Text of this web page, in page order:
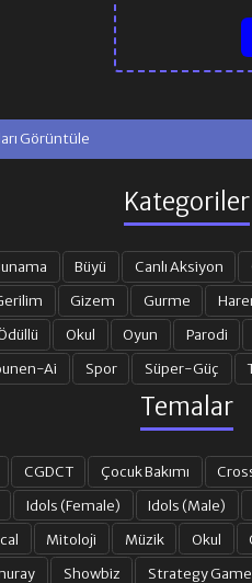
Görüntüle
Kategoriler
Büyü Canlı Aksiyon
Gizem Gurme
Okul Oyun Parodi
Ai Spor Süper-Güç
Temalar
CGDCT Çocuk Bakımı
Idols (Female) Idols (Male)
Mitoloji Müzik Okul
Showbiz Strategy Game